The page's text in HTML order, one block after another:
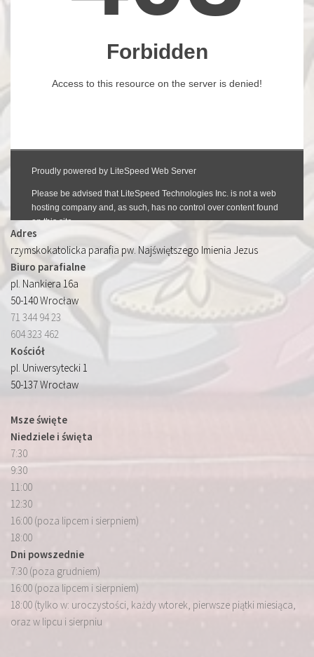
Adres
rzymskokatolicka parafia pw. Najświętszego Imienia Jezus
Biuro parafialne
pl. Nankiera 16a
50-140 Wrocław
71 344 94 23
604 323 462
Kościół
pl. Uniwersytecki 1
50-137 Wrocław
Msze święte
Niedziele i święta
7:30
9:30
11:00
12:30
16:00 (poza lipcem i sierpniem)
18:00
Dni powszednie
7:30 (poza grudniem)
16:00 (poza lipcem i sierpniem)
18:00 (tylko w: uroczystości, każdy wtorek, pierwsze piątki miesiąca,
oraz w lipcu i sierpniu